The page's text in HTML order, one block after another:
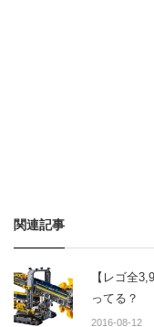
関連記事
【レゴ全
ってる？
2016-08-12